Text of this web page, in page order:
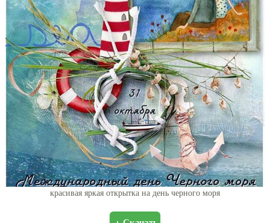
красивая яркая открытка на день черного моря